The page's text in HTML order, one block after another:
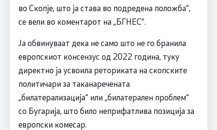
во Скопје, што ја става во подредена положба“,
се вели во коментарот на „БГНЕС“.
Ја обвинуваат дека не само што не го бранила
европскиот консензус од 2022 година, туку
директно ја усвоила реториката на скопските
политичари за таканаречената
„билатерализација“ или „билатерален проблем“
со Бугарија, што било неприфатлива позиција за
европски комесар.